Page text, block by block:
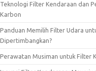
Teknologi Filter Kendaraan dan
Karbon
Panduan Memilih Filter Udara
Dipertimbangkan?
Perawatan Musiman untuk Filter